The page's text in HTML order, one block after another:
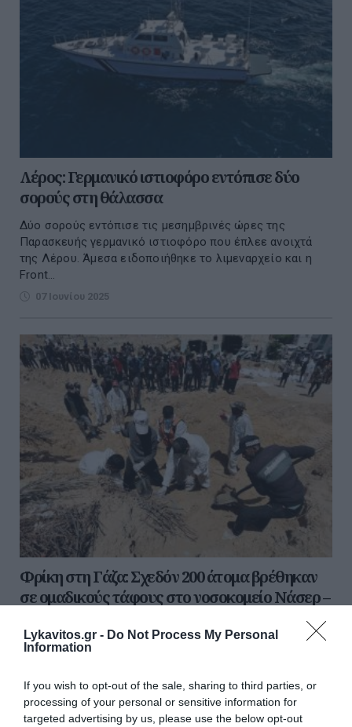
Lykavitos.gr - Do Not Process My Personal
Information
If you wish to opt-out of the sale, sharing to third parties, or
processing of your personal or sensitive information for
targeted advertising by us, please use the below opt-out
Λέρος: Γερμανικό ιστιοφόρο εντόπισε δύο
σορούς στη θάλασσα
Δύο σορούς εντόπισε τις μεσημβρινές ώρες της
Παρασκευής γερμανικό ιστιοφόρο που έπλεε ανοιχτά
της Λέρου. Άμεσα ειδοποιήθηκε το λιμεναρχείο και η
Front...
07 Ιουνίου 2025
Φρίκη στη Γάζα: Σχεδόν 200 άτομα βρέθηκαν
σε ομαδικούς τάφους στο νοσοκομείο Νάσερ –
Συνεργεία της πολιτικής προστασίας στη Γάζα
Τα μα...
21 Απριλίου 2024